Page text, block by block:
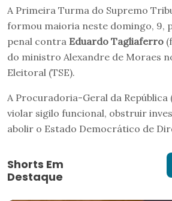
A Primeira Turma do Supremo
formou maioria neste domingo, 9,
penal contra Eduardo Tagliaferro
do ministro Alexandre de Moraes
Eleitoral (TSE).
A Procuradoria-Geral da República
violar sigilo funcional, obstruir
abolir o Estado Democrático de
Shorts Em
Destaque